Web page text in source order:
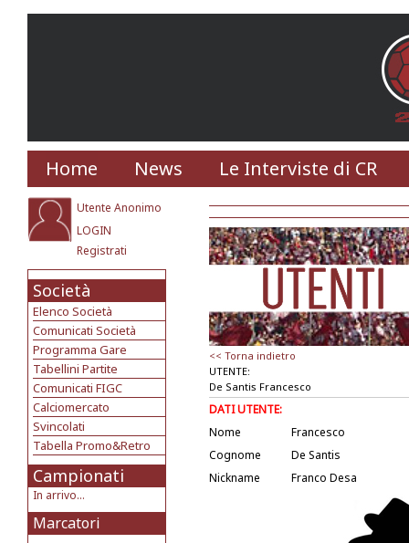
Home News Le Interviste di CR
Utente Anonimo
LOGIN
Registrati
Società
Elenco Società
Comunicati Società
Programma Gare
Tabellini Partite
Comunicati FIGC
Calciomercato
Svincolati
Tabella Promo&Retro
Campionati
In arrivo...
Marcatori
<< Torna indietro
UTENTE:
De Santis Francesco
DATI UTENTE:
Nome
Francesco
Cognome
De Santis
Nickname
Franco Desa